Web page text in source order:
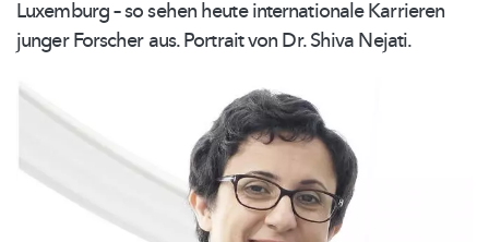
Luxemburg – so sehen heuteinternationaleKarrieren
junger Forscher aus. Portrait von Dr. Shiva Nejati.